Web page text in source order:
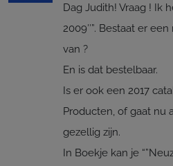
Dag Judith! Vraag ! Ik
2009″”. Bestaat er
van ?
En is dat bestelbaar.
Is er ook een 2017
Producten, of gaat nu
gezellig zijn.
In Boekje kan je